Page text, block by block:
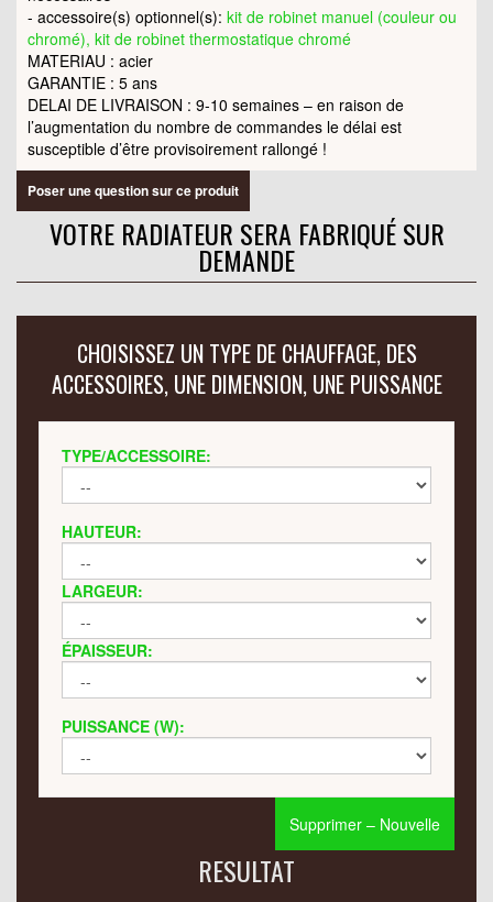
- accessoire(s) optionnel(s): kit de robinet manuel (couleur ou
chromé), kit de robinet thermostatique chromé
MATERIAU : acier
GARANTIE : 5 ans
DELAI DE LIVRAISON : 9-10 semaines – en raison de
l’augmentation du nombre de commandes le délai est
susceptible d’être provisoirement rallongé !
Poser une question sur ce produit
VOTRE RADIATEUR SERA FABRIQUÉ SUR
DEMANDE
CHOISISSEZ UN TYPE DE CHAUFFAGE, DES
ACCESSOIRES, UNE DIMENSION, UNE PUISSANCE
TYPE/ACCESSOIRE:
HAUTEUR:
LARGEUR:
ÉPAISSEUR:
PUISSANCE (W):
Supprimer – Nouvelle
RESULTAT